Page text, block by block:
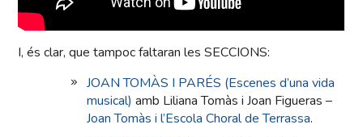
I, és clar, que tampoc faltaran les SECCIONS:
JOAN TOMÀS I PARÉS (Escenes d’una vida
musical) amb Liliana Tomàs i Joan Figueras –
Joan Tomàs i l’Escola Choral de Terrassa.